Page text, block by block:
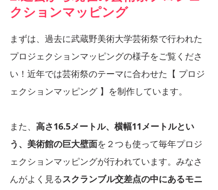
クションマッピング
まずは、過去に武蔵野美術大学芸術祭で行われた
プロジェクションマッピングの様子をご覧くださ
い！近年では芸術祭のテーマに合わせた【 プロジ
ェクションマッピング 】を制作しています。
また、 高さ16.5メートル、横幅11メートルとい
う、美術館の巨大壁面を２つも使って毎年プロジ
ェクションマッピングが行われています。みなさ
んがよく見るスクランブル交差点の中にあるモニ